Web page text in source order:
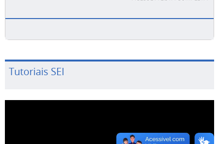
Tutoriais SEI